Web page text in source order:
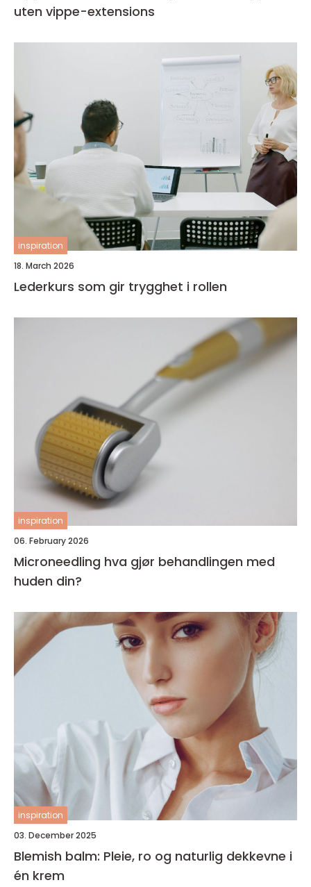
uten vippe-extensions
inspiration
18. March 2026
Lederkurs som gir trygghet i rollen
inspiration
06. February 2026
Microneedling hva gjør behandlingen med
huden din?
inspiration
03. December 2025
Blemish balm: Pleie, ro og naturlig dekkevne i
én krem